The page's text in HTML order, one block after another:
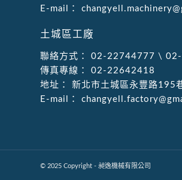
E-mail：
土城區工廠
聯絡方式： 02-22744777 \
傳真專線：
02-22642418
地址：
新北市土城區永豐路195
E-mail：
© 2025 Copyright - 昶逸機械有限公司